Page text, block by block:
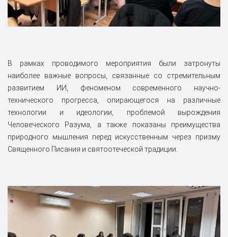
В рамках проводимого мероприятия были затронуты
наиболее важные вопросы, связанные со стремительным
развитием ИИ, феноменом современного научно-
технического прогресса, опирающегося на различные
технологии и идеологии, проблемой вырождения
Человеческого Разума, а также показаны преимущества
природного мышления перед искусственным через призму
Священного Писания и святоотеческой традиции.